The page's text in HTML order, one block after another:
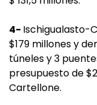
4- Ischigualasto-
$179 millones y
túneles y 3
presupuesto de
Cartellone.